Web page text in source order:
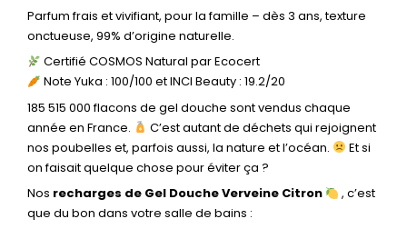
Parfum frais et vivifiant, pour la famille – dès 3 ans, texture
onctueuse, 99% d’origine naturelle.
Certifié COSMOS Natural par Ecocert
Note Yuka : 100/100 et INCI Beauty : 19.2/20
185 515 000 flacons de gel douche sont vendus chaque
année en France.
C’est autant de déchets qui rejoignent
nos poubelles et, parfois aussi, la nature et l’océan.
Et si
on faisait quelque chose pour éviter ça ?
Nos recharges de Gel Douche Verveine Citron
, c’est
que du bon dans votre salle de bains :